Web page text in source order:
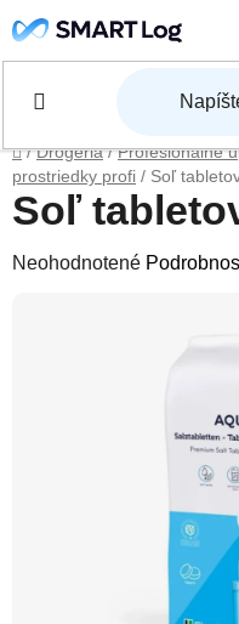
Domov
/ Drogéria / Profesionálne
prostriedky profi / Soľ
Soľ
Priemerné hodnotenie
Neohodnotené